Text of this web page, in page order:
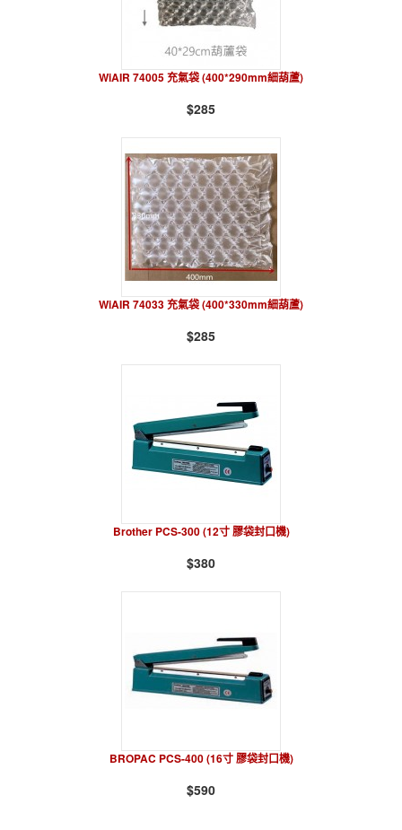
WiAIR 74005 充氣袋 (400*290mm細葫蘆)
$285
WiAIR 74033 充氣袋 (400*330mm細葫蘆)
$285
Brother PCS-300 (12寸 膠袋封口機)
$380
BROPAC PCS-400 (16寸 膠袋封口機)
$590